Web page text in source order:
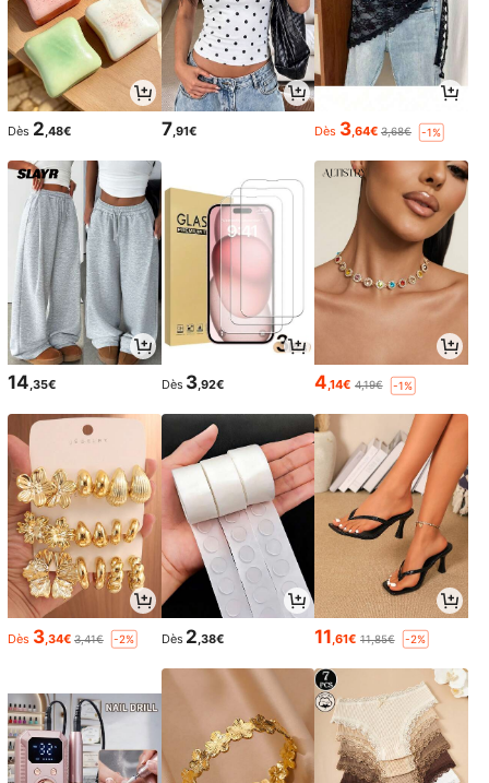
Dès 2,48€ 7,91€ Dès 3,64€ 3,68€ -1%
14,35€ Dès 3,92€ 4,14€ 4,19€ -1%
Dès 3,34€ 3,41€ -2% Dès 2 ,38€ 11 ,61€ 11,85€ -2%